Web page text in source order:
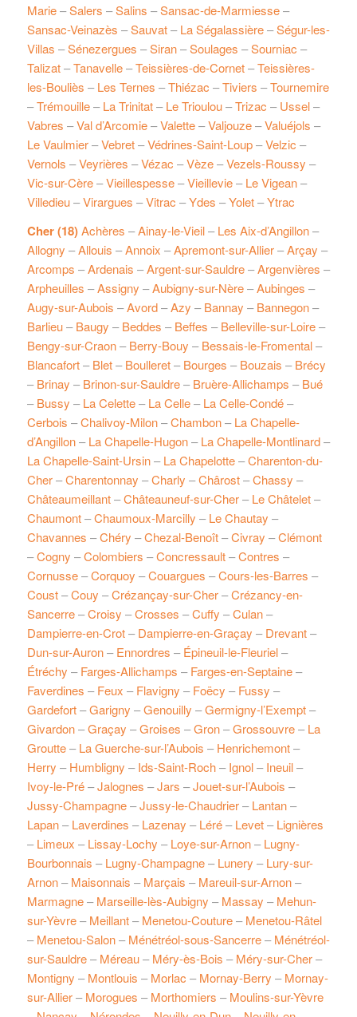
Marie–Salers –Salins –Sansac-de-Marmiesse–
Sansac-Veinazès –Sauvat–La Ségalassière–Ségur-les-
Villas –Sénezergues –Siran–Soulages –Sourniac –
Talizat–Tanavelle–Teissières-de-Cornet–Teissières-
les-Bouliès –Les Ternes –Thiézac –Tiviers –Tournemire
–Trémouille–La Trinitat–Le Trioulou–Trizac –Ussel–
Vabres –Val d’Arcomie–Valette–Valjouze–Valuéjols –
Le Vaulmier–Vebret–Védrines-Saint-Loup–Velzic –
Vernols –Veyrières –Vézac –Vèze–Vezels-Roussy –
Vic-sur-Cère–Vieillespesse–Vieillevie–Le Vigean–
Villedieu–Virargues –Vitrac –Ydes –Yolet–Ytrac
Cher (18) Achères –Ainay-le-Vieil–Les Aix-d’Angillon–
Allogny –Allouis –Annoix –Apremont-sur-Allier–Arçay –
Arcomps –Ardenais –Argent-sur-Sauldre–Argenvières –
Arpheuilles –Assigny –Aubigny-sur-Nère–Aubinges –
Augy-sur-Aubois –Avord–Azy –Bannay –Bannegon–
Barlieu–Baugy –Beddes –Beffes –Belleville-sur-Loire–
Bengy-sur-Craon–Berry-Bouy –Bessais-le-Fromental–
Blancafort–Blet–Boulleret–Bourges –Bouzais –Brécy
–Brinay –Brinon-sur-Sauldre–Bruère-Allichamps –Bué
–Bussy –La Celette–La Celle–La Celle-Condé–
Cerbois –Chalivoy-Milon–Chambon–La Chapelle-
d’Angillon–La Chapelle-Hugon–La Chapelle-Montlinard–
La Chapelle-Saint-Ursin–La Chapelotte–Charenton-du-
Cher–Charentonnay –Charly –Chârost–Chassy –
Châteaumeillant–Châteauneuf-sur-Cher–Le Châtelet–
Chaumont–Chaumoux-Marcilly –Le Chautay –
Chavannes –Chéry –Chezal-Benoît–Civray –Clémont
–Cogny –Colombiers –Concressault–Contres –
Cornusse–Corquoy –Couargues –Cours-les-Barres –
Coust–Couy –Crézançay-sur-Cher–Crézancy-en-
Sancerre–Croisy –Crosses –Cuffy –Culan–
Dampierre-en-Crot–Dampierre-en-Graçay –Drevant–
Dun-sur-Auron–Ennordres –Épineuil-le-Fleuriel–
Étréchy –Farges-Allichamps –Farges-en-Septaine–
Faverdines –Feux –Flavigny –Foëcy –Fussy –
Gardefort–Garigny –Genouilly –Germigny-l’Exempt–
Givardon–Graçay –Groises –Gron–Grossouvre–La
Groutte–La Guerche-sur-l’Aubois –Henrichemont–
Herry –Humbligny –Ids-Saint-Roch–Ignol–Ineuil–
Ivoy-le-Pré–Jalognes –Jars –Jouet-sur-l’Aubois –
Jussy-Champagne–Jussy-le-Chaudrier–Lantan–
Lapan–Laverdines –Lazenay –Léré–Levet–Lignières
–Limeux –Lissay-Lochy –Loye-sur-Arnon–Lugny-
Bourbonnais –Lugny-Champagne–Lunery –Lury-sur-
Arnon–Maisonnais –Marçais –Mareuil-sur-Arnon–
Marmagne–Marseille-lès-Aubigny –Massay –Mehun-
sur-Yèvre–Meillant–Menetou-Couture–Menetou-Râtel
–Menetou-Salon–Ménétréol-sous-Sancerre–Ménétréol-
sur-Sauldre–Méreau–Méry-ès-Bois –Méry-sur-Cher–
Montigny –Montlouis –Morlac –Mornay-Berry –Mornay-
sur-Allier–Morogues –Morthomiers –Moulins-sur-Yèvre